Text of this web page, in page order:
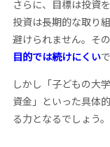
さらに、目標は投資
投資は長期的な取り
避けられません。そ
目的では続けにくい
しかし「子どもの大
資金」といった具体
る力となるでしょう。